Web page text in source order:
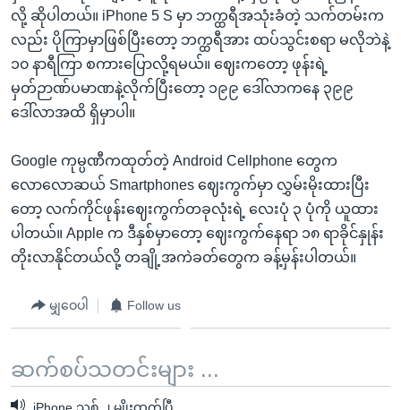
လို့ ဆိုပါတယ်။ iPhone 5 S မှာ ဘက္ထရီအသုံးခံတဲ့ သက်တမ်းက
လည်း ပိုကြာမှာဖြစ်ပြီးတော့ ဘက္ထရီအား ထပ်သွင်းစရာ မလိုဘဲနဲ့
၁၀ နာရီကြာ စကားပြောလို့ရမယ်။ ဈေးကတော့ ဖုန်းရဲ့
မှတ်ဉာဏ်ပမာဏနဲ့လိုက်ပြီးတော့ ၁၉၉ ဒေါ်လာကနေ ၃၉၉
ဒေါ်လာအထိ ရှိမှာပါ။
Google ကုမ္ပဏီကထုတ်တဲ့ Android Cellphone တွေက
လောလောဆယ် Smartphones ဈေးကွက်မှာ လွှမ်းမိုးထားပြီး
တော့ လက်ကိုင်ဖုန်းဈေးကွက်တခုလုံးရဲ့ လေးပုံ ၃ ပုံကို ယူထား
ပါတယ်။ Apple က ဒီနှစ်မှာတော့ ဈေးကွက်နေရာ ၁၈ ရာခိုင်နှုန်း
တိုးလာနိုင်တယ်လို့ တချို့အကဲခတ်တွေက ခန့်မှန်းပါတယ်။
မျှဝေပါ Follow us
ဆက်စပ်သတင်းများ ...